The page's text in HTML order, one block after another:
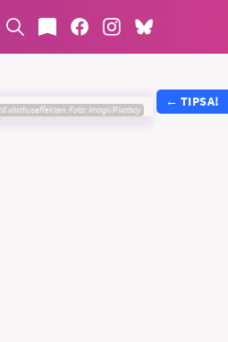
växthuseffekten. Foto:imagii/Pixabay ← TIPSA!